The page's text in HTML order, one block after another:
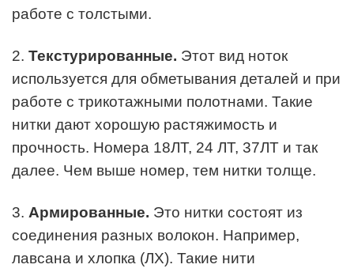
работе с толстыми.
2. Текстурированные. Этот вид ноток
используется для обметывания деталей и при
работе с трикотажными полотнами. Такие
нитки дают хорошую растяжимость и
прочность. Номера 18ЛТ, 24 ЛТ, 37ЛТ и так
далее. Чем выше номер, тем нитки толще.
3. Армированные. Это нитки состоят из
соединения разных волокон. Например,
лавсана и хлопка (ЛХ). Такие нити